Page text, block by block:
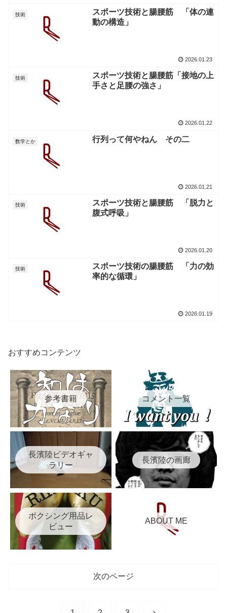
技術
スポーツ技術と腸腰筋 「体の連
動の構造」
2026.01.23
技術
スポーツ技術と腸腰筋「接地の上
手さと足腰の強さ」
2026.01.22
数学とか 行列って何やねん その二
2026.01.21
技術
スポーツ技術と腸腰筋 「脱力と
腹式呼吸」
2026.01.20
技術
スポーツ技術の腸腰筋 「力の効
率的な循環」
2026.01.19
おすすめコンテンツ
参考書籍 コメント一覧
長濱陸ビデオギャ
ラリー
長濱陸の画廊
ボクシング用品レ
ビュー
ABOUT ME
次のページ